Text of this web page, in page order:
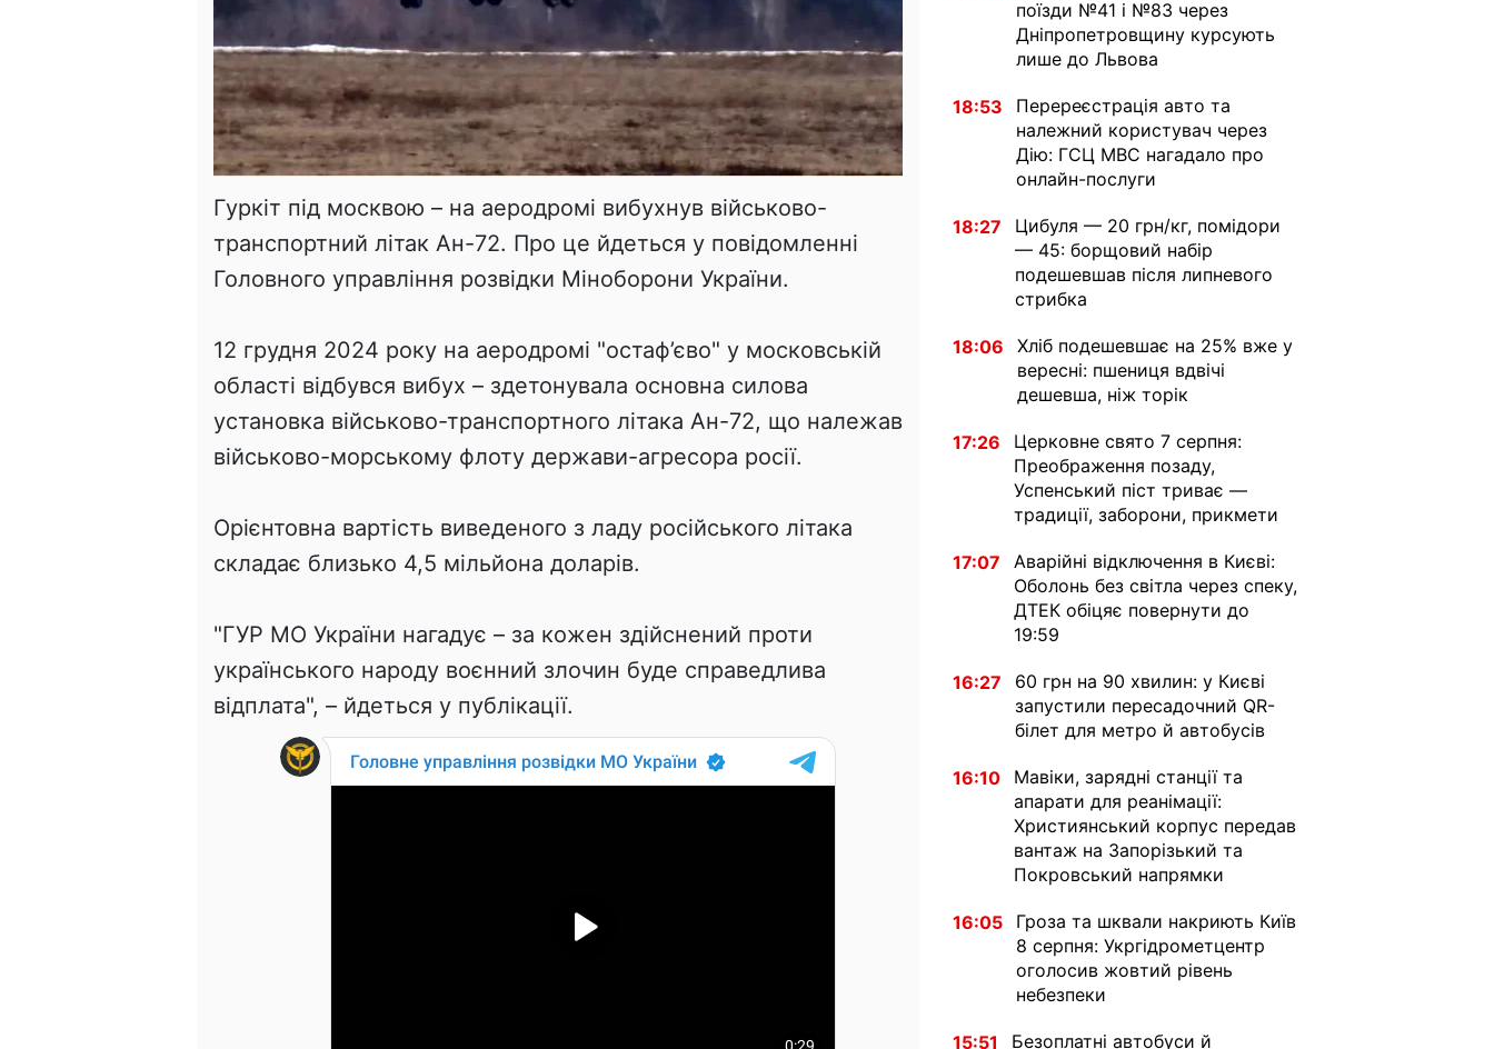
Гуркіт під москвою – на аеродромі вибухнув військово-
транспортний літак Ан-72. Про це йдеться у повідомленні
Головного управління розвідки Міноборони України.
12 грудня 2024 року на аеродромі "остаф’єво" у московській
області відбувся вибух – здетонувала основна силова
установка військово-транспортного літака Ан-72, що належав
військово-морському флоту держави-агресора росії.
Орієнтовна вартість виведеного з ладу російського літака
складає близько 4,5 мільйона доларів.
"ГУР МО України нагадує – за кожен здійснений проти
українського народу воєнний злочин буде справедлива
відплата", – йдеться у публікації.
поїзди №41 і №83 через
Дніпропетровщину курсують
лише до Львова
18:53
Перереєстрація авто та
належний користувач через
Дію: ГСЦ МВС нагадало про
онлайн-послуги
18:27
Цибуля — 20 грн/кг, помідори
— 45: борщовий набір
подешевшав після липневого
стрибка
18:06
Хліб подешевшає на 25% вже у
вересні: пшениця вдвічі
дешевша, ніж торік
17:26
Церковне свято 7 серпня:
Преображення позаду,
Успенський піст триває —
традиції, заборони, прикмети
17:07
Аварійні відключення в Києві:
Оболонь без світла через спеку,
ДТЕК обіцяє повернути до
19:59
16:27
60 грн на 90 хвилин: у Києві
запустили пересадочний QR-
білет для метро й автобусів
16:10
Мавіки, зарядні станції та
апарати для реанімації:
Християнський корпус передав
вантаж на Запорізький та
Покровський напрямки
16:05
Гроза та шквали накриють Київ
8 серпня: Укргідрометцентр
оголосив жовтий рівень
небезпеки
15:51 Безоплатні автобуси й